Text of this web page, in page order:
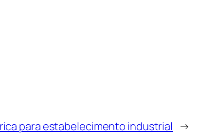
para estabelecimento industrial →